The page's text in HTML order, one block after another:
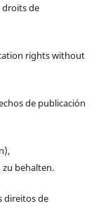
droits de
rights without
de publicación
behalten.
direitos de